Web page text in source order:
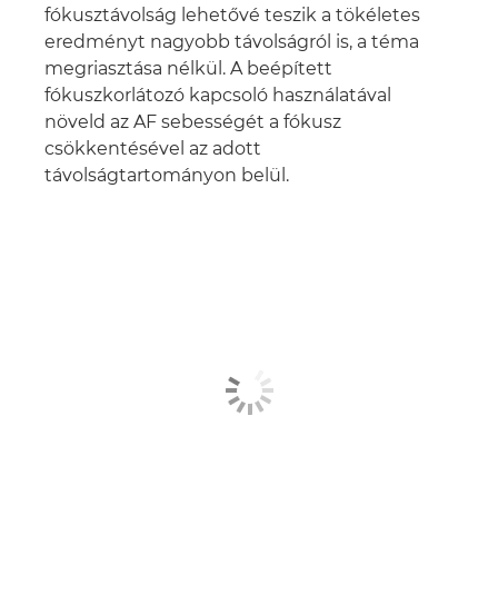
fókusztávolság lehetővé teszik a tökéletes
eredményt nagyobb távolságról is, a téma
megriasztása nélkül. A beépített
fókuszkorlátozó kapcsoló használatával
növeld az AF sebességét a fókusz
csökkentésével az adott
távolságtartományon belül.